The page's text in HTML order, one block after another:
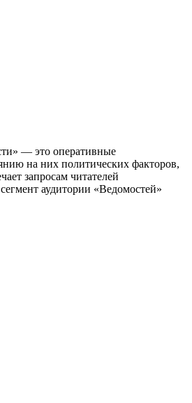
— это оперативные
на них политических факторов,
запросам читателей
аудитории «Ведомостей»